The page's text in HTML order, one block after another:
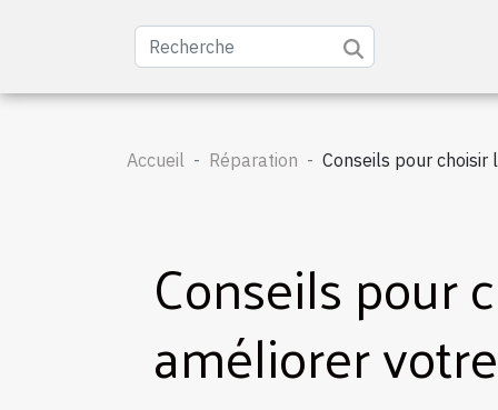
Accueil Réparation Conseils pour
Conseils pour
améliorer